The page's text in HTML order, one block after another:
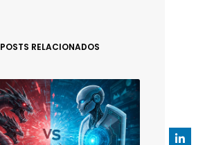
POSTS RELACIONADOS